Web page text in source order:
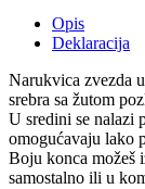
Opis
Deklaracija
Narukvica zvezda
srebra sa žutom
U sredini se nalazi
omogućavaju lako
Boju konca možeš
samostalno ili u